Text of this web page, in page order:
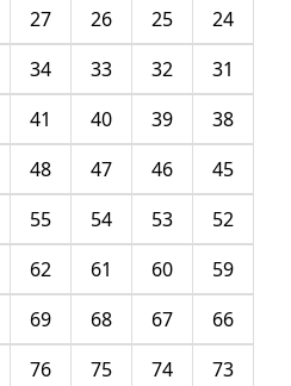
24
25
26
27
31
32
33
34
38
39
40
41
45
46
47
48
52
53
54
55
59
60
61
62
66
67
68
69
73
74
75
76